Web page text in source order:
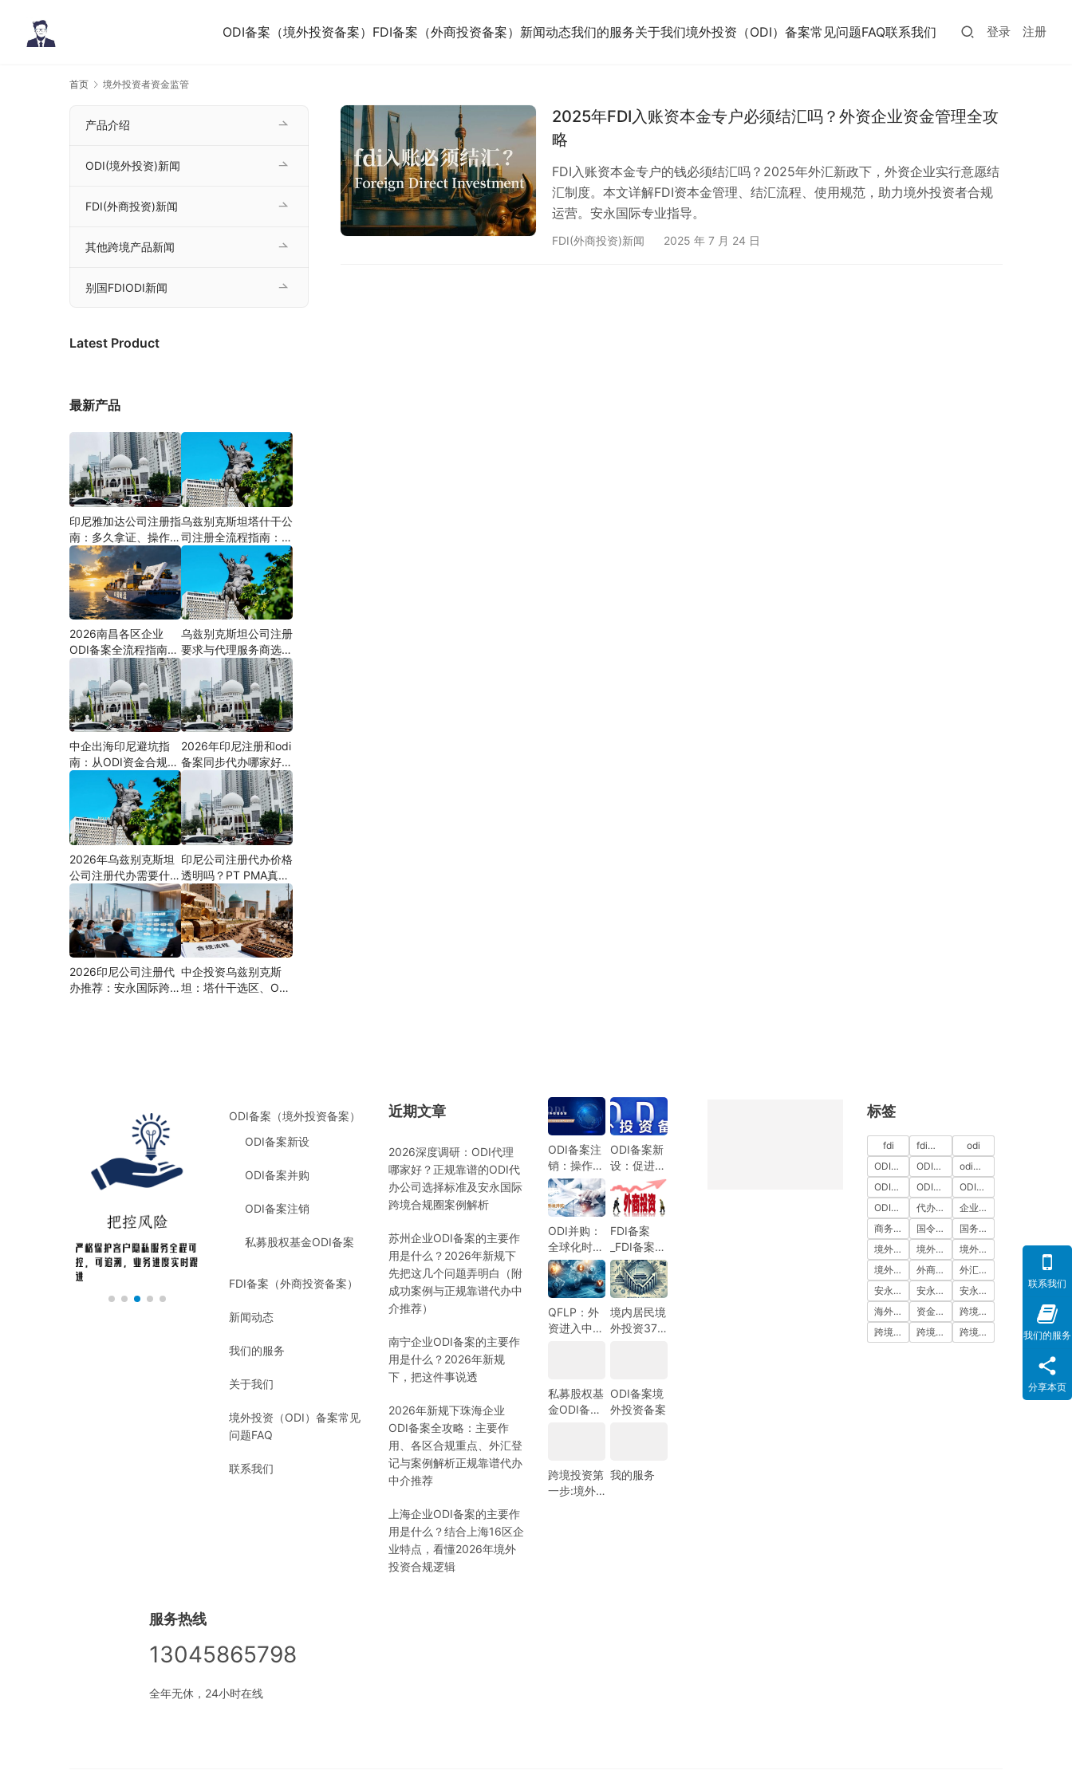
ODI备案（境外投资备案） FDI备案（外商投资备案） 新闻动态我们的服务关于我们境外投资（ODI）备案常见问题FAQ联系我们 登录 注册
首页 境外投资者资金监管
2025年FDI入账资本金专户必须结汇吗？外资企业资金管理全攻
略
FDI入账资本金专户的钱必须结汇吗？2025年外汇新政下，外资企业实行意愿结
汇制度。本文详解FDI资本金管理、结汇流程、使用规范，助力境外投资者合规
运营。安永国际专业指导。
FDI(外商投资)新闻 2025 年 7 月 24 日
产品介绍
ODI(境外投资)新闻
FDI(外商投资)新闻
其他跨境产品新闻
别国FDIODI新闻
Latest Product
最新产品
印尼雅加达公司注册指
南：多久拿证、操作流
程与股东新规（附材料
清单及成功案例与正规
靠谱代办中介推荐）
乌兹别克斯坦塔什干公
司注册全流程指南：从
中国ODI备案到当地银
行开户（附材料清单及
成功案例与正规靠谱代
办中介推荐）
2026南昌各区企业
ODI备案全流程指南
（附材料清单及成功案
例与正规靠谱代办中介
推荐）
乌兹别克斯坦公司注册
要求与代理服务商选择
指南：本土实体和中乌
两地合规才是落地硬保
障｜安永国际跨境合规
圈
中企出海印尼避坑指
南：从ODI资金合规到
PMA公司设立，为什
么300+出海企业首选
安永国际跨境合规圈？
2026年印尼注册和odi
备案同步代办哪家好？
机构选择指南
2026年乌兹别克斯坦
公司注册代办需要什么
材料？最新清单、流程
与合规指南
印尼公司注册代办价格
透明吗？PT PMA真实
费用拆解与防坑指南
2026印尼公司注册代
办推荐：安永国际跨境
中企投资乌兹别克斯
坦：塔什干选区、ODI
ODI备案（境外投资备案）
ODI备案新设
ODI备案并购
ODI备案注销
私募股权基金ODI备案
FDI备案（外商投资备案）
新闻动态
我们的服务
关于我们
境外投资（ODI）备案常见
问题FAQ
联系我们
近期文章
2026深度调研：ODI代理
哪家好？正规靠谱的ODI代
办公司选择标准及安永国际
跨境合规圈案例解析
苏州企业ODI备案的主要作
用是什么？2026年新规下
先把这几个问题弄明白（附
成功案例与正规靠谱代办中
介推荐）
南宁企业ODI备案的主要作
用是什么？2026年新规
下，把这件事说透
2026年新规下珠海企业
ODI备案全攻略：主要作
用、各区合规重点、外汇登
记与案例解析正规靠谱代办
中介推荐
上海企业ODI备案的主要作
用是什么？结合上海16区企
业特点，看懂2026年境外
投资合规逻辑
ODI备案注
销：操作指
南与注意事
项
ODI备案新
设：促进中
国企业全球
化发展的新
机遇
ODI并购：
全球化时代
的企业战略
选择
FDI备案
_FDI备案指
南_外商投
资备案指
南-跨境合
规圈
QFLP：外
资进入中国
境内居民境
外投资37
私募股权基
金ODI备案
ODI备案境
外投资备案
跨境投资第
一步:境外
我的服务
标签
fdi fdi备案
odi
ODI代办
ODI代办服务
odi备案
ODI备案中介机构
ODI备案代办中介
ODI备案费用
ODI登记
代办ODI多少钱
企业出海
商务部备案
国令第837号
国务院令第837号
境外投资
境外投资备案
境外投资备案流程
境外直接投资
外商投资
外汇登记
安永国际
安永国际ODI备案
安永国际跨境合规圈
海外公司注册服务
资金出境
跨境合规
跨境合规圈
跨境合规服务 跨境投资
服务热线
13045865798
全年无休，24小时在线
联系我们
我们的服务
分享本页